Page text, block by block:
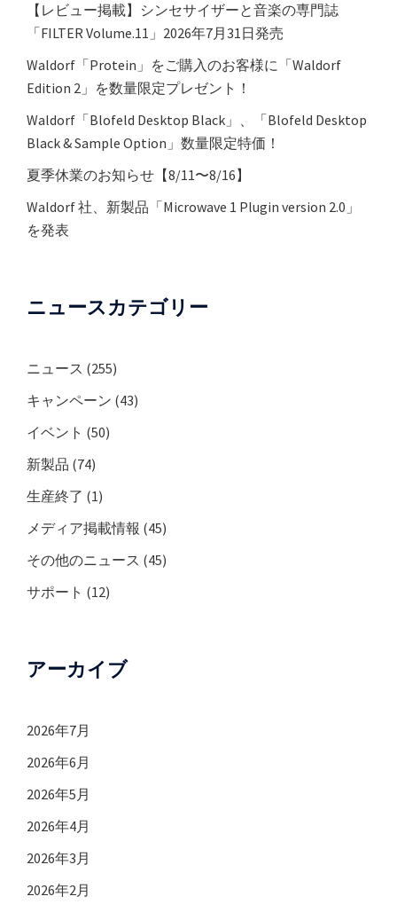
【レビュー掲載】シンセサイザーと音楽の専門誌
「FILTER Volume.11」2026年7月31日発売
Waldorf「Protein」をご購入のお客様に「Waldorf
Edition 2」を数量限定プレゼント！
Waldorf「Blofeld Desktop Black」、「Blofeld Desktop
Black & Sample Option」数量限定特価！
夏季休業のお知らせ【8/11〜8/16】
Waldorf 社、新製品「Microwave 1 Plugin version 2.0」
を発表
ニュースカテゴリー
ニュース (255)
キャンペーン (43)
イベント (50)
新製品 (74)
生産終了 (1)
メディア掲載情報 (45)
その他のニュース (45)
サポート (12)
アーカイブ
2026年7月
2026年6月
2026年5月
2026年4月
2026年3月
2026年2月